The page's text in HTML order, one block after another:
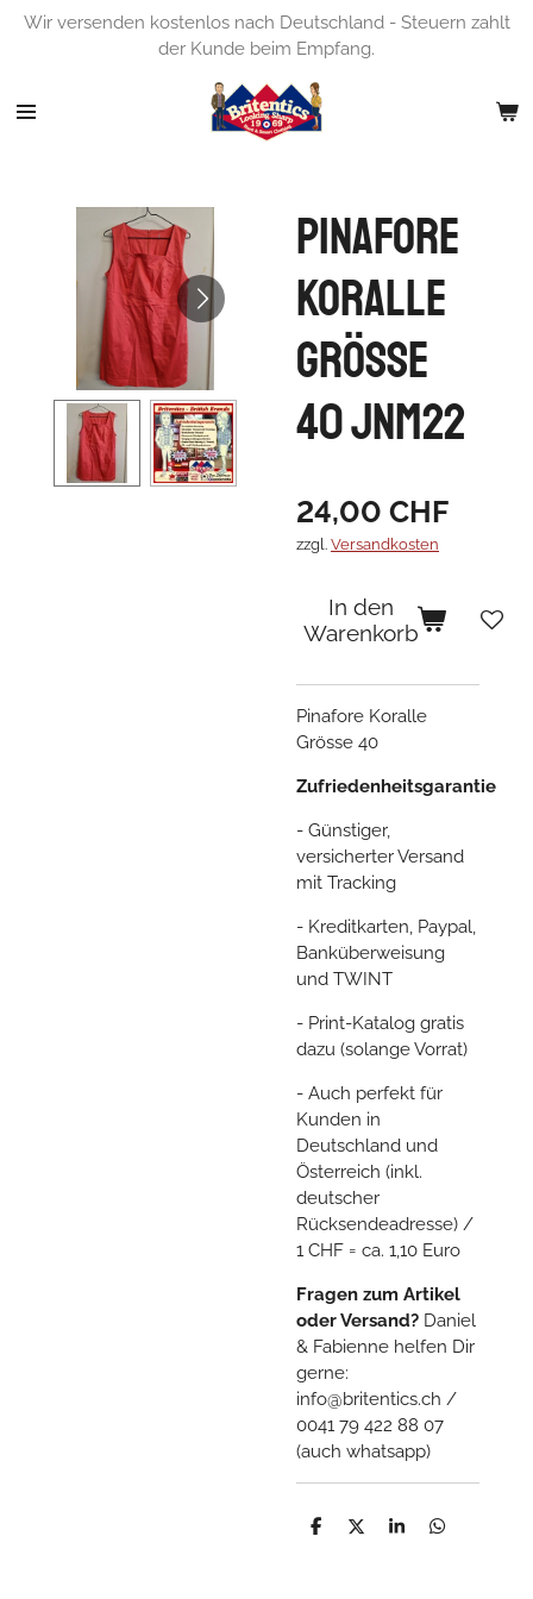
Zum
Wir versenden kostenlos nach Deutschland - Steuern zahlt
der Kunde beim Empfang.
Pinafore
Koralle
Grösse
40 JNM22
24,00 CHF
zzgl. Versandkosten
In den
Warenkorb
Pinafore Koralle
Grösse 40
Zufriedenheitsgarantie
- Günstiger,
versicherter Versand
mit Tracking
- Kreditkarten, Paypal,
Banküberweisung
und TWINT
- Print-Katalog gratis
dazu (solange Vorrat)
- Auch perfekt für
Kunden in
Deutschland und
Österreich (inkl.
deutscher
Rücksendeadresse) /
1 CHF = ca. 1,10 Euro
Fragen zum Artikel
oder Versand? Daniel
& Fabienne helfen Dir
gerne:
info@britentics.ch /
0041 79 422 88 07
(auch whatsapp)
T
T
T
T